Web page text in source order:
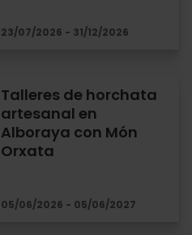
23/07/2026 - 31/12/2026
Talleres de horchata
artesanal en
Alboraya con Món
Orxata
05/06/2026 - 05/06/2027